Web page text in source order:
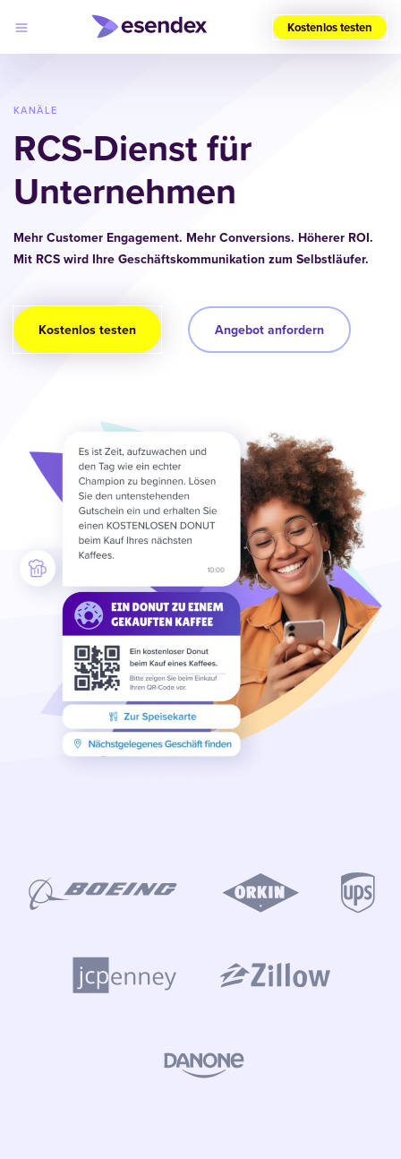
Ihre
(DE)
Produkte
Lösungen
Preise
Warum
in
Kostenlos testen
KANÄLE
RCS-Dienst für
Unternehmen
Mehr Customer Engagement. Mehr Conversions. Höherer ROI.
Mit RCS wird Ihre Geschäftskommunikation zum Selbstläufer.
Kostenlos testen Angebot anfordern